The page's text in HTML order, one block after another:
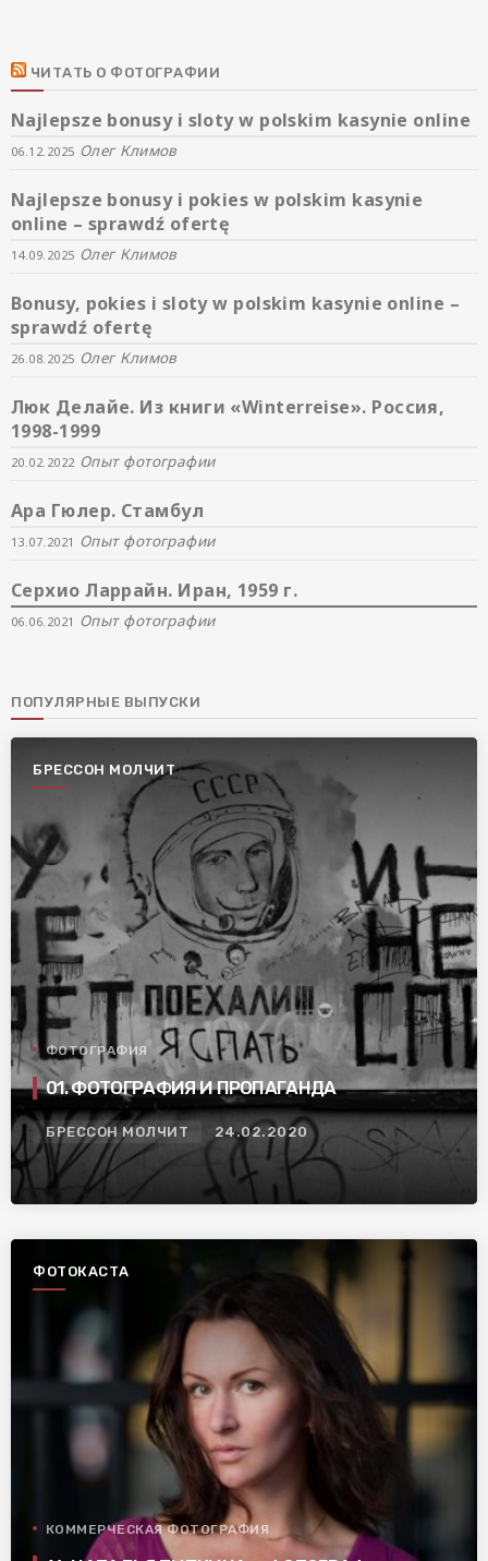
ЧИТАТЬ О ФОТОГРАФИИ
Najlepsze bonusy i sloty w polskim kasynie online
06.12.2025 Олег Климов
Najlepsze bonusy i pokies w polskim kasynie
online – sprawdź ofertę
14.09.2025 Олег Климов
Bonusy, pokies i sloty w polskim kasynie online –
sprawdź ofertę
26.08.2025 Олег Климов
Люк Делайе. Из книги «Winterreise». Россия,
1998-1999
20.02.2022 Опыт фотографии
Ара Гюлер. Стамбул
13.07.2021 Опыт фотографии
Серхио Ларрайн. Иран, 1959 г.
06.06.2021 Опыт фотографии
ПОПУЛЯРНЫЕ ВЫПУСКИ
БРЕССОН МОЛЧИТ
ФОТОГРАФИЯ
01. ФОТОГРАФИЯ И ПРОПАГАНДА
БРЕССОН МОЛЧИТ 24.02.2020
ФОТОКАСТА
КОММЕРЧЕСКАЯ ФОТОГРАФИЯ